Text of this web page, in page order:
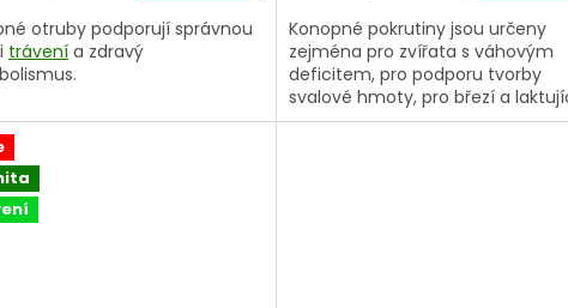
otruby podporují správnou
trávení a zdravý
Konopné pokrutiny jsou určeny
zejména pro zvířata s váhovým
deficitem, pro podporu tvorby
svalové hmoty, pro březí a
rekonvalescenty i stará zvířata.